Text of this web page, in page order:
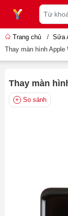
Trang chủ / Sửa
Thay màn hình Apple
Thay màn
So sánh